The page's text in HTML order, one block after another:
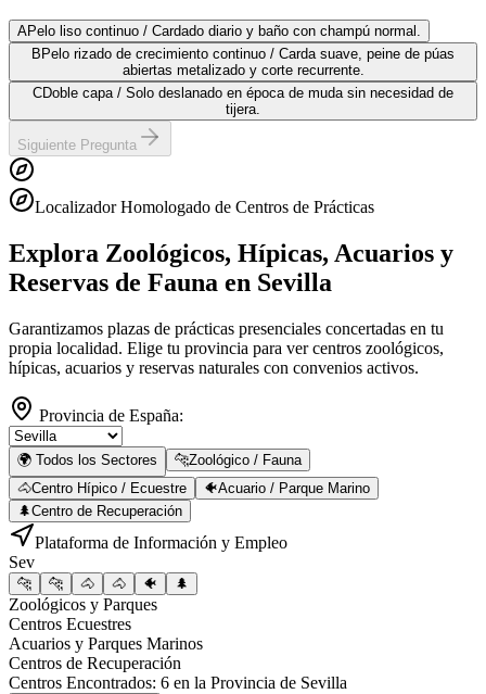
APelo liso continuo / Cardado diario y baño con champú normal.
B Pelo rizado de crecimiento continuo / Carda suave, peine de púas
abiertas metalizado y corte recurrente.
CDoble capa / Solo deslanado en época de muda sin necesidad de
tijera.
Siguiente Pregunta
Localizador Homologado de Centros de Prácticas
Explora Zoológicos, Hípicas, Acuarios y
Reservas de Fauna en Sevilla
Garantizamos plazas de prácticas presenciales concertadas en tu
propia localidad. Elige tu provincia para ver centros zoológicos,
hípicas, acuarios y reservas naturales con convenios activos.
Provincia de España:
🌍 Todos los Sectores 🐆Zoológico / Fauna
🐴Centro Hípico / Ecuestre 🐠Acuario / Parque Marino
🌲Centro de Recuperación
Plataforma de Información y Empleo
Sev
🐆 🐆 🐴 🐴 🐠 🌲
Zoológicos y Parques
Centros Ecuestres
Acuarios y Parques Marinos
Centros de Recuperación
Centros Encontrados: 6 en la Provincia de Sevilla